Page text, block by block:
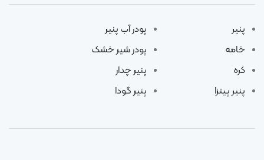
پنیر
خامه
کره
پنیر پیتزا
پودر آب پنیر
پودر شیر خشک
پنیر چدار
پنیر گودا